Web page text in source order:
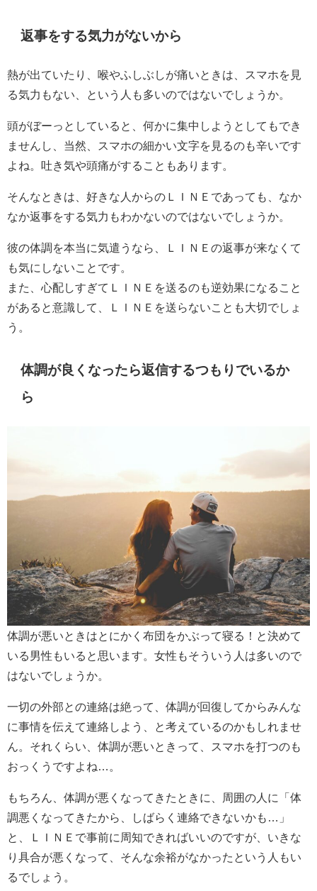
返事をする気力がないから
熱が出ていたり、喉やふしぶしが痛いときは、スマホを見
る気力もない、という人も多いのではないでしょうか。
頭がぼーっとしていると、何かに集中しようとしてもでき
ませんし、当然、スマホの細かい文字を見るのも辛いです
よね。吐き気や頭痛がすることもあります。
そんなときは、好きな人からのＬＩＮＥであっても、なか
なか返事をする気力もわかないのではないでしょうか。
彼の体調を本当に気遣うなら、ＬＩＮＥの返事が来なくて
も気にしないことです。
また、心配しすぎてＬＩＮＥを送るのも逆効果になること
があると意識して、ＬＩＮＥを送らないことも大切でしょ
う。
体調が良くなったら返信するつもりでいるか
ら
体調が悪いときはとにかく布団をかぶって寝る！と決めて
いる男性もいると思います。女性もそういう人は多いので
はないでしょうか。
一切の外部との連絡は絶って、体調が回復してからみんな
に事情を伝えて連絡しよう、と考えているのかもしれませ
ん。それくらい、体調が悪いときって、スマホを打つのも
おっくうですよね…。
もちろん、体調が悪くなってきたときに、周囲の人に「体
調悪くなってきたから、しばらく連絡できないかも…」
と、ＬＩＮＥで事前に周知できればいいのですが、いきな
り具合が悪くなって、そんな余裕がなかったという人もい
るでしょう。